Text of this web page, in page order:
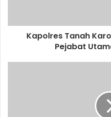
Kapolres Tanah
Pejabat